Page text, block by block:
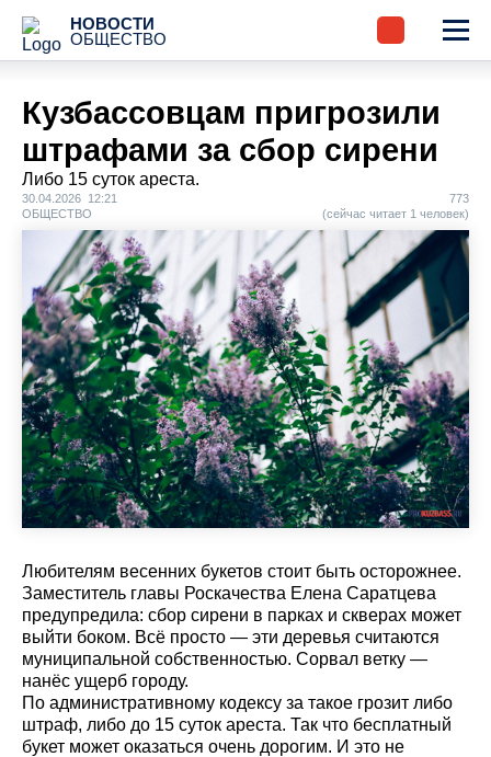
НОВОСТИ
ОБЩЕСТВО
Кузбассовцам пригрозили
штрафами за сбор сирени
Либо 15 суток ареста.
30.04.2026 12:21
ОБЩЕСТВО
773
(сейчас читает 1 человек)
Любителям весенних букетов стоит быть осторожнее.
Заместитель главы Роскачества Елена Саратцева
предупредила: сбор сирени в парках и скверах может
выйти боком. Всё просто — эти деревья считаются
муниципальной собственностью. Сорвал ветку —
нанёс ущерб городу.
По административному кодексу за такое грозит либо
штраф, либо до 15 суток ареста. Так что бесплатный
букет может оказаться очень дорогим. И это не